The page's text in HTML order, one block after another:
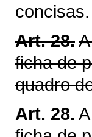
concisas.
Art. 28.
ficha de
quadro
Art. 28.